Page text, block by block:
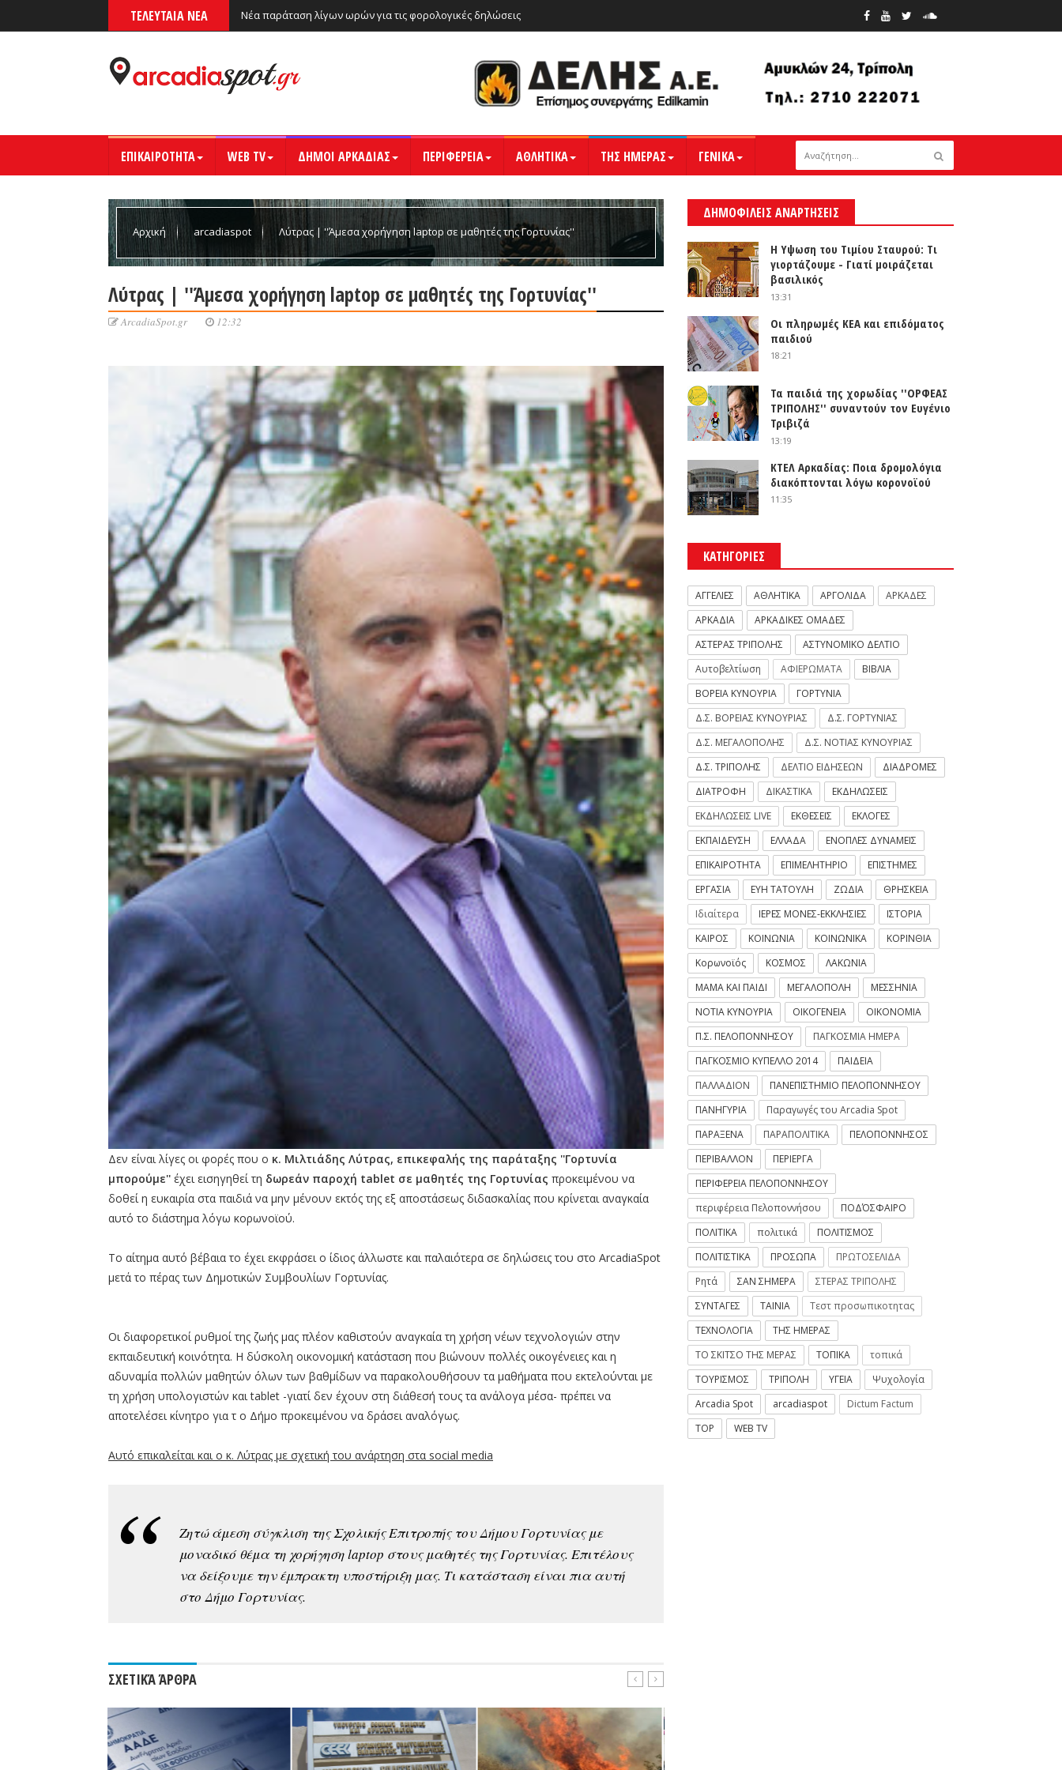
ΤΕΛΕΥΤΑΙΑ ΝΕΑ Νέα παράταση λίγων ωρών για τις φορολογικές δηλώσεις
ΕΠΙΚΑΙΡΟΤΗΤΑ WEB TV ΔΗΜΟΙ ΑΡΚΑΔΙΑΣ ΠΕΡΙΦΕΡΕΙΑ ΑΘΛΗΤΙΚΑ ΤΗΣ ΗΜΕΡΑΣ ΓΕΝΙΚΑ
Αρχική arcadiaspot Λύτρας | ''Άμεσα χορήγηση laptop σε μαθητές της Γορτυνίας''
Λύτρας | ''Άμεσα χορήγηση laptop σε μαθητές της Γορτυνίας''
ArcadiaSpot.gr 12:32
Δεν είναι λίγες οι φορές που ο κ. Μιλτιάδης Λύτρας, επικεφαλής της παράταξης ''Γορτυνία
μπορούμε'' έχει εισηγηθεί τη δωρεάν παροχή tablet σε μαθητές της Γορτυνίας προκειμένου να
δοθεί η ευκαιρία στα παιδιά να μην μένουν εκτός της εξ αποστάσεως διδασκαλίας που κρίνεται αναγκαία
αυτό το διάστημα λόγω κορωνοϊού.
Το αίτημα αυτό βέβαια το έχει εκφράσει ο ίδιος άλλωστε και παλαιότερα σε δηλώσεις του στο ArcadiaSpot
μετά το πέρας των Δημοτικών Συμβουλίων Γορτυνίας.
Οι διαφορετικοί ρυθμοί της ζωής μας πλέον καθιστούν αναγκαία τη χρήση νέων τεχνολογιών στην
εκπαιδευτική κοινότητα. Η δύσκολη οικονομική κατάσταση που βιώνουν πολλές οικογένειες και η
αδυναμία πολλών μαθητών όλων των βαθμίδων να παρακολουθήσουν τα μαθήματα που εκτελούνται με
τη χρήση υπολογιστών και tablet -γιατί δεν έχουν στη διάθεσή τους τα ανάλογα μέσα- πρέπει να
αποτελέσει κίνητρο για τ ο Δήμο προκειμένου να δράσει αναλόγως.
Αυτό επικαλείται και ο κ. Λύτρας με σχετική του ανάρτηση στα social media
Ζητώ άμεση σύγκλιση της Σχολικής Επιτροπής του Δήμου Γορτυνίας με
μοναδικό θέμα τη χορήγηση laptop στους μαθητές της Γορτυνίας. Επιτέλους
να δείξουμε την έμπρακτη υποστήριξη μας. Τι κατάσταση είναι πια αυτή
στο Δήμο Γορτυνίας.
ΣΧΕΤΙΚΆ ΆΡΘΡΑ
ΔΗΜΟΦΙΛΕΙΣ ΑΝΑΡΤΗΣΕΙΣ
Η Υψωση του Τιμίου Σταυρού: Τι
γιορτάζουμε - Γιατί μοιράζεται
βασιλικός
13:31
Οι πληρωμές ΚΕΑ και επιδόματος
παιδιού
18:21
Τα παιδιά της χορωδίας ''ΟΡΦΕΑΣ
ΤΡΙΠΟΛΗΣ'' συναντούν τον Ευγένιο
Τριβιζά
13:19
ΚΤΕΛ Αρκαδίας: Ποια δρομολόγια
διακόπτονται λόγω κορονοϊού
11:35
ΚΑΤΗΓΟΡΙΕΣ
ΑΓΓΕΛΙΕΣ ΑΘΛΗΤΙΚΑ ΑΡΓΟΛΙΔΑ
ΑΡΚΑΔΕΣ
ΑΡΚΑΔΙΑ
ΑΡΚΑΔΙΚΕΣ ΟΜΑΔΕΣ
ΑΣΤΕΡΑΣ ΤΡΙΠΟΛΗΣ
ΑΣΤΥΝΟΜΙΚΟ ΔΕΛΤΙΟ
Αυτοβελτίωση
ΑΦΙΕΡΩΜΑΤΑ
ΒΙΒΛΙΑ
ΒΟΡΕΙΑ ΚΥΝΟΥΡΙΑ
ΓΟΡΤΥΝΙΑ
Δ.Σ. ΒΟΡΕΙΑΣ ΚΥΝΟΥΡΙΑΣ
Δ.Σ. ΓΟΡΤΥΝΙΑΣ
Δ.Σ. ΜΕΓΑΛΟΠΟΛΗΣ
Δ.Σ. ΝΟΤΙΑΣ ΚΥΝΟΥΡΙΑΣ
Δ.Σ. ΤΡΙΠΟΛΗΣ
ΔΕΛΤΙΟ ΕΙΔΗΣΕΩΝ
ΔΙΑΔΡΟΜΕΣ
ΔΙΑΤΡΟΦΗ
ΔΙΚΑΣΤΙΚΑ
ΕΚΔΗΛΩΣΕΙΣ
ΕΚΔΗΛΩΣΕΙΣ LIVE
ΕΚΘΕΣΕΙΣ
ΕΚΛΟΓΕΣ
ΕΚΠΑΙΔΕΥΣΗ
ΕΛΛΑΔΑ
ΕΝΟΠΛΕΣ ΔΥΝΑΜΕΙΣ
ΕΠΙΚΑΙΡΟΤΗΤΑ
ΕΠΙΜΕΛΗΤΗΡΙΟ
ΕΠΙΣΤΗΜΕΣ
ΕΡΓΑΣΙΑ
ΕΥΗ ΤΑΤΟΥΛΗ ΖΩΔΙΑ
ΘΡΗΣΚΕΙΑ
Ιδιαίτερα
ΙΕΡΕΣ ΜΟΝΕΣ-ΕΚΚΛΗΣΙΕΣ
ΙΣΤΟΡΙΑ
ΚΑΙΡΟΣ
ΚΟΙΝΩΝΙΑ ΚΟΙΝΩΝΙΚΑ
ΚΟΡΙΝΘΙΑ
Κορωνοϊός
ΚΟΣΜΟΣ
ΛΑΚΩΝΙΑ
ΜΑΜΑ ΚΑΙ ΠΑΙΔΙ
ΜΕΓΑΛΟΠΟΛΗ
ΜΕΣΣΗΝΙΑ
ΝΟΤΙΑ ΚΥΝΟΥΡΙΑ
ΟΙΚΟΓΕΝΕΙΑ
ΟΙΚΟΝΟΜΙΑ
Π.Σ. ΠΕΛΟΠΟΝΝΗΣΟΥ
ΠΑΓΚΟΣΜΙΑ ΗΜΕΡΑ
ΠΑΓΚΟΣΜΙΟ ΚΥΠΕΛΛΟ 2014
ΠΑΙΔΕΙΑ
ΠΑΛΛΑΔΙΟΝ
ΠΑΝΕΠΙΣΤΗΜΙΟ ΠΕΛΟΠΟΝΝΗΣΟΥ
ΠΑΝΗΓΥΡΙΑ
Παραγωγές του Arcadia Spot
ΠΑΡΑΞΕΝΑ
ΠΑΡΑΠΟΛΙΤΙΚΑ
ΠΕΛΟΠΟΝΝΗΣΟΣ
ΠΕΡΙΒΑΛΛΟΝ
ΠΕΡΙΕΡΓΑ
ΠΕΡΙΦΕΡΕΙΑ ΠΕΛΟΠΟΝΝΗΣΟΥ
περιφέρεια Πελοποννήσου
ΠΟΔΌΣΦΑΙΡΟ
ΠΟΛΙΤΙΚΑ
πολιτικά
ΠΟΛΙΤΙΣΜΟΣ
ΠΟΛΙΤΙΣΤΙΚΑ
ΠΡΟΣΩΠΑ
ΠΡΩΤΟΣΕΛΙΔΑ
Ρητά
ΣΑΝ ΣΗΜΕΡΑ
ΣΤΕΡΑΣ ΤΡΙΠΟΛΗΣ
ΣΥΝΤΑΓΕΣ
ΤΑΙΝΙΑ
Τεστ προσωπικοτητας
ΤΕΧΝΟΛΟΓΙΑ
ΤΗΣ ΗΜΕΡΑΣ
ΤΟ ΣΚΙΤΣΟ ΤΗΣ ΜΕΡΑΣ
ΤΟΠΙΚΑ
τοπικά
ΤΟΥΡΙΣΜΟΣ
ΤΡΙΠΟΛΗ ΥΓΕΙΑ
Ψυχολογία
Arcadia Spot
arcadiaspot
Dictum Factum
TOP
WEB TV